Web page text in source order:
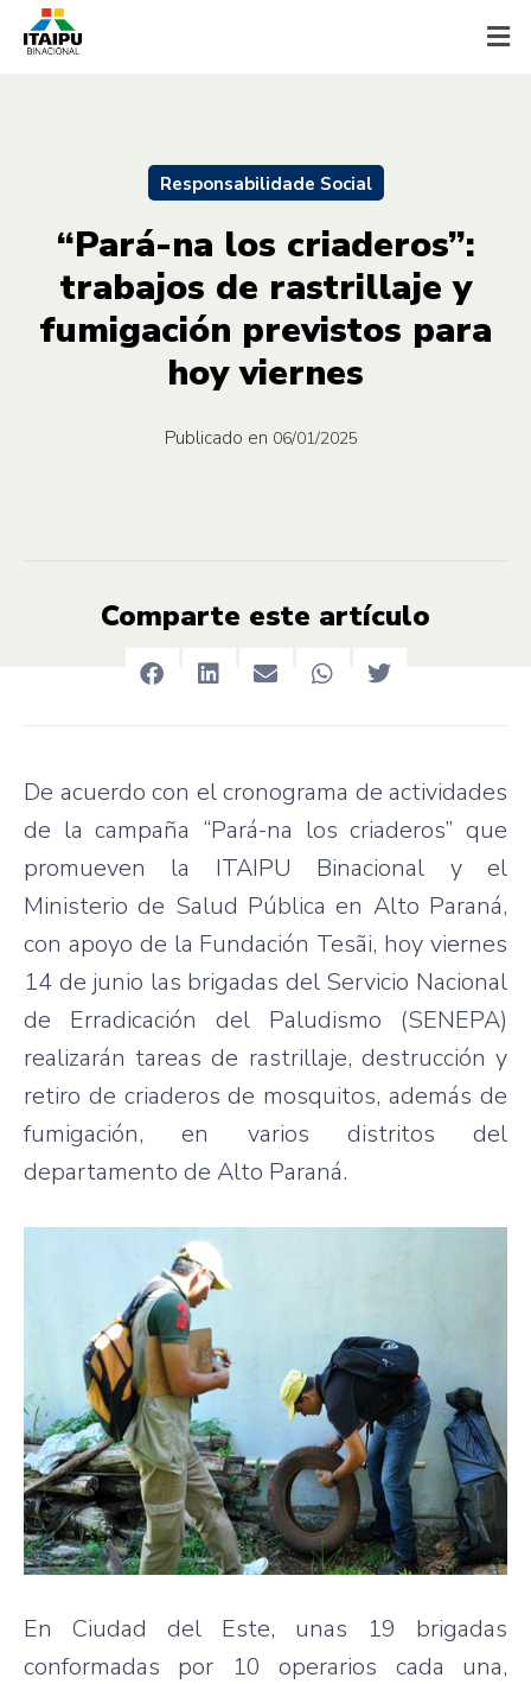
Responsabilidade Social
“Pará-na los criaderos”:
trabajos de rastrillaje y
fumigación previstos para
hoy viernes
Publicado en 06/01/2025
Comparte este artículo
De acuerdo con el cronograma de actividades
de la campaña “Pará-na los criaderos” que
promueven la ITAIPU Binacional y el
Ministerio de Salud Pública en Alto Paraná,
con apoyo de la Fundación Tesãi, hoy viernes
14 de junio las brigadas del Servicio Nacional
de Erradicación del Paludismo (SENEPA)
realizarán tareas de rastrillaje, destrucción y
retiro de criaderos de mosquitos, además de
fumigación, en varios distritos del
departamento de Alto Paraná.
En Ciudad del Este, unas 19 brigadas
conformadas por 10 operarios cada una,